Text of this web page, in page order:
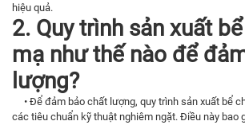
hiệu quả.
2. Quy trình sản xuất
mạ như thế nào để
lượng?
• Để đảm bảo chất lượng, quy trình sản xuất bể
các tiêu chuẩn kỹ thuật nghiêm ngặt. Điều này bao